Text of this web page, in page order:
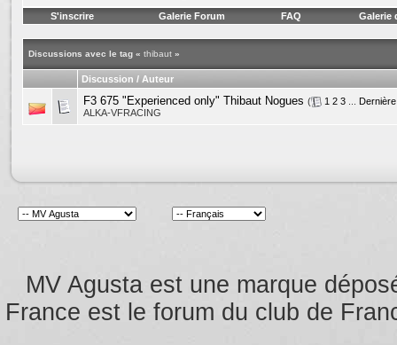
S'inscrire Galerie Forum FAQ Galerie
Discussions avec le tag « thibaut »
Discussion / Auteur
F3 675 "Experienced only" Thibaut Nogues ( 1 2 3
ALKA-VFRACING
MV Agusta est une marque
France est le forum du club de